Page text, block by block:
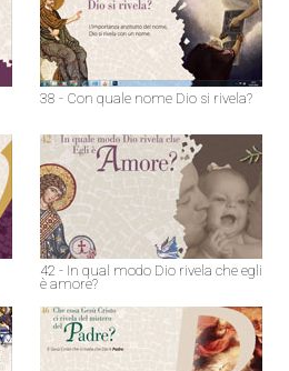
38 - Con quale nome Dio si rivela?
42 - In qual modo Dio rivela che egli
è amore?